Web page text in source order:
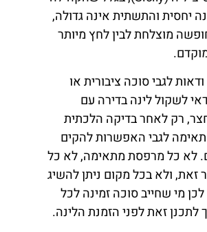
יחסית והתשתית אינה גדולה,
מוצלחת לבין לחץ מיותר
לגבי סוכה ציבורית או
לשקול לינה בדירה עם
רק לאחר בדיקה הלכתית
לגבי האפשרות להקים
לא כל מרפסת מתאימה, לא כל
זאת, ולא בכל מקום ניתן להשיג
מי שחייב סוכה זמינה לכל
לתכנן זאת לפני הזמנת הלינה.